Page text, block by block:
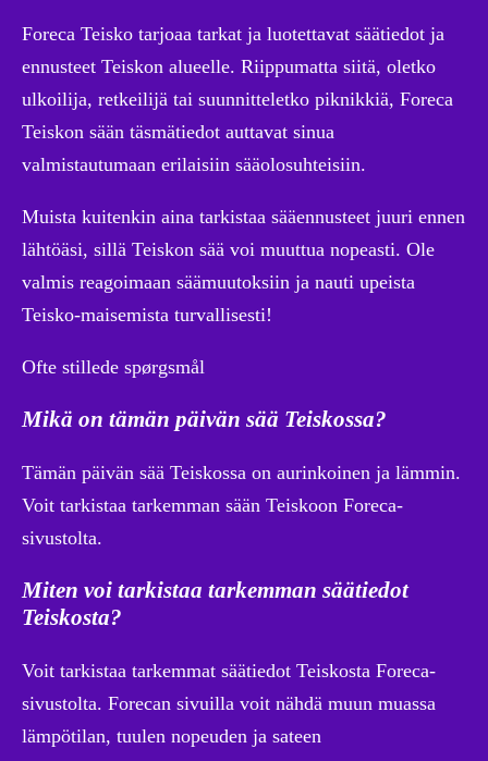
Foreca Teisko tarjoaa tarkat ja luotettavat säätiedot ja
ennusteet Teiskon alueelle. Riippumatta siitä, oletko
ulkoilija, retkeilijä tai suunnitteletko piknikkiä, Foreca
Teiskon sään täsmätiedot auttavat sinua
valmistautumaan erilaisiin sääolosuhteisiin.
Muista kuitenkin aina tarkistaa sääennusteet juuri ennen
lähtöäsi, sillä Teiskon sää voi muuttua nopeasti. Ole
valmis reagoimaan säämuutoksiin ja nauti upeista
Teisko-maisemista turvallisesti!
Ofte stillede spørgsmål
Mikä on tämän päivän sää Teiskossa?
Tämän päivän sää Teiskossa on aurinkoinen ja lämmin.
Voit tarkistaa tarkemman sään Teiskoon Foreca-
sivustolta.
Miten voi tarkistaa tarkemman säätiedot
Teiskosta?
Voit tarkistaa tarkemmat säätiedot Teiskosta Foreca-
sivustolta. Forecan sivuilla voit nähdä muun muassa
lämpötilan, tuulen nopeuden ja sateen